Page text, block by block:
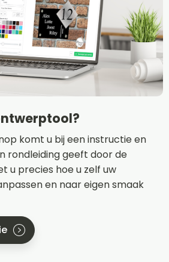
komt u bij een instructie en
rondleiding geeft door de
u precies hoe u zelf uw
en naar eigen smaak